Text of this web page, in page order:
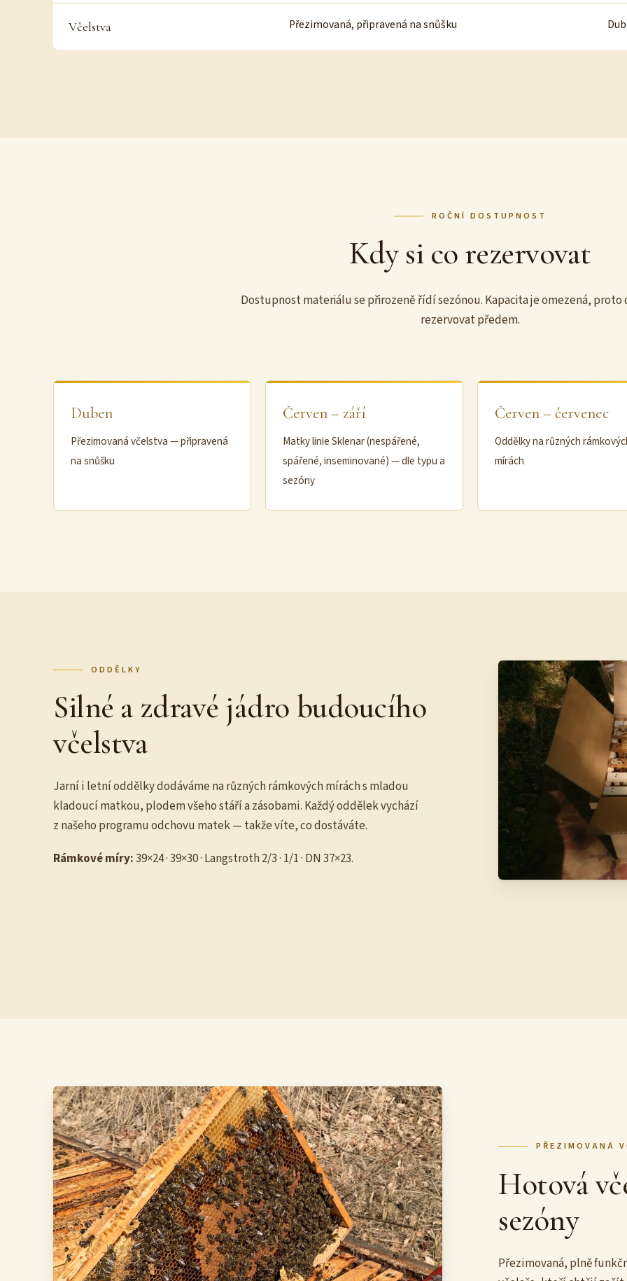
Včelstva Přezimovaná, připravená na snůšku
ROČNÍ DOSTUPNOST
Kdy si co rezervovat
Dostupnost materiálu se přirozeně řídí sezónou. Kapacita je omezená,
rezervovat předem.
Duben
Přezimovaná včelstva — připravená
na snůšku
Červen – září
Matky linie Sklenar (nespářené,
spářené, inseminované) — dle typu a
sezóny
Červen – červenec
Oddělky na různých
mírách
ODDĚLKY
Silné a zdravé jádro budoucího
včelstva
Jarní i letní oddělky dodáváme na různých rámkových mírách s mladou
kladoucí matkou, plodem všeho stáří a zásobami. Každý oddělek vychází
z našeho programu odchovu matek — takže víte, co dostáváte.
Rámkové míry:39×24 · 39×30 · Langstroth 2/3 · 1/1 · DN 37×23.
PŘEZIMOVANÁ
Hotová
sezóny
Přezimovaná, plně